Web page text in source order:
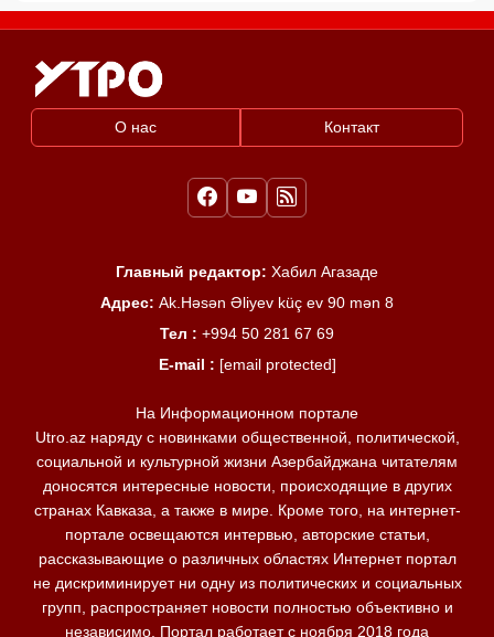
О нас Контакт
Главный редактор: Хабил Агазаде
Адрес: Ak.Həsən Əliyev küç ev 90 mən 8
Тел : +994 50 281 67 69
E-mail : [email protected]
На Информационном портале
Utro.az наряду с новинками общественной, политической,
социальной и культурной жизни Азербайджана читателям
доносятся интересные новости, происходящие в других
странах Кавказа, а также в мире. Кроме того, на интернет-
портале освещаются интервью, авторские статьи,
рассказывающие о различных областях Интернет портал
не дискриминирует ни одну из политических и социальных
групп, распространяет новости полностью объективно и
независимо. Портал работает с ноября 2018 года